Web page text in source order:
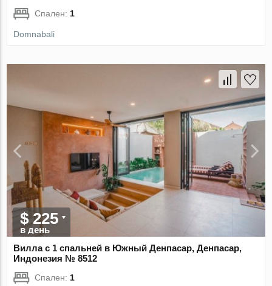
Спален: 1
Domnabali
$ 225
в день
Вилла с 1 спальней в Южный Денпасар, Денпасар,
Индонезия № 8512
Спален: 1